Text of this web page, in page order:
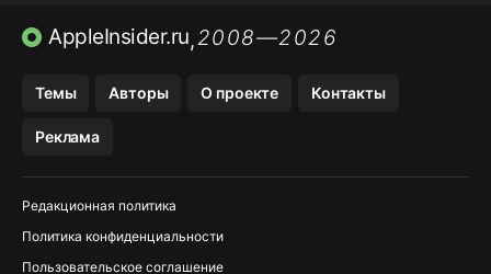
ПРИЛОЖЕНИЯ БЕЗ APP STORE
AppleInsider.ru,2008—2026
Темы Авторы О проекте Контакты
Реклама
Редакционная политика
Политика конфиденциальности
Пользовательское соглашение